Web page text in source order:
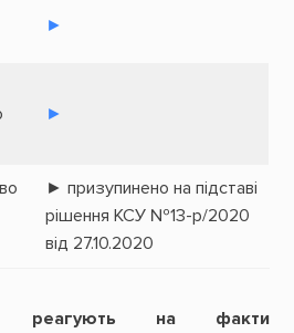
►
►
► призупинено на підставі
рішення КСУ №13-р/2020
від 27.10.2020
реагують на факти